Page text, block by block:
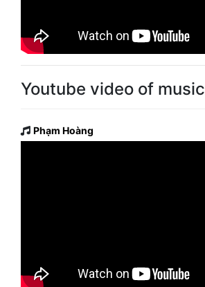
Youtube video of music
Phạm Hoàng